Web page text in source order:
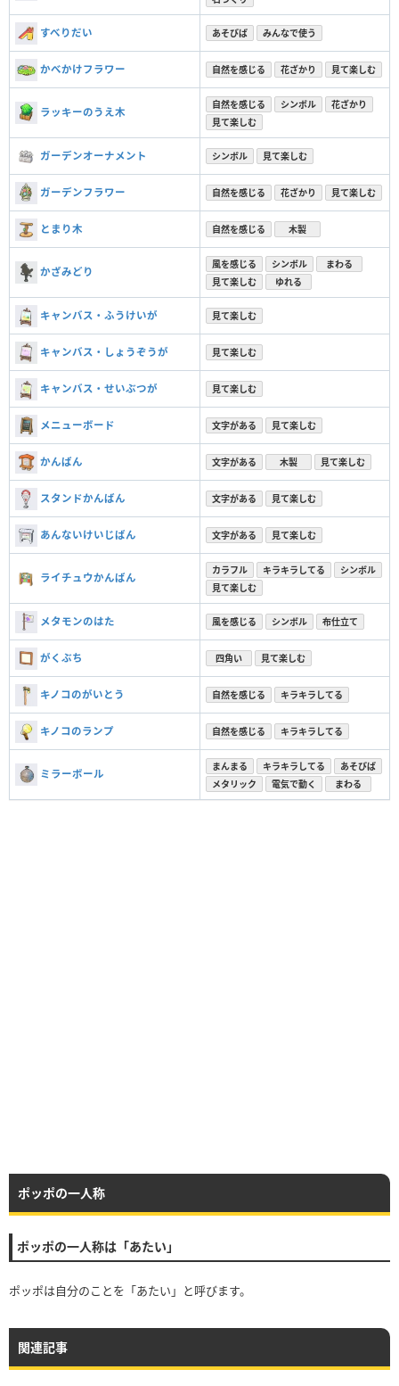
すべりだい あそびば みんなで使う
かべかけフラワー 自然を感じる 花ざかり 見て楽しむ
ラッキーのうえ木
自然を感じる シンボル
花ざかり
見て楽しむ
ガーデンオーナメント シンボル 見て楽しむ
ガーデンフラワー 自然を感じる 花ざかり 見て楽しむ
とまり木 自然を感じる 木製
かざみどり
風を感じる シンボル
まわる
見て楽しむ
ゆれる
キャンバス・ふうけいが 見て楽しむ
キャンバス・しょうぞうが 見て楽しむ
キャンバス・せいぶつが 見て楽しむ
メニューボード 文字がある 見て楽しむ
かんばん 文字がある 木製 見て楽しむ
スタンドかんばん 文字がある 見て楽しむ
あんないけいじばん 文字がある 見て楽しむ
ライチュウかんばん
カラフル キラキラしてる
シンボル
見て楽しむ
メタモンのはた 風を感じる シンボル 布仕立て
がくぶち 四角い 見て楽しむ
キノコのがいとう 自然を感じる キラキラしてる
キノコのランプ 自然を感じる キラキラしてる
ミラーボール
まんまる キラキラしてる
あそびば
メタリック
電気で動く まわる
ポッポの一人称
ポッポの一人称は「あたい」
ポッポは自分のことを「あたい」と呼びます。
関連記事